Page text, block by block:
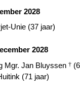
2028
Unie (37 jaar)
2028
Mgr. Jan Bluyssen †
(71 jaar)